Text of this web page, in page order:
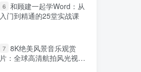
6 和顾建一起学Word：从
入门到精通的25堂实战课
7 8K绝美风景音乐观赏
片：全球高清航拍风光视频